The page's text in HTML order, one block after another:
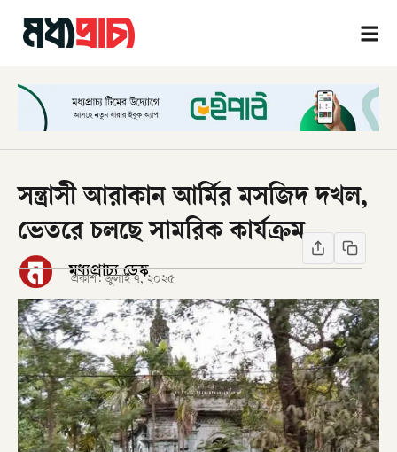
সন্ত্রাসী আরাকান আর্মির মসজিদ দখল,
ভেতরে চলছে সামরিক কার্যক্রম
মধ্যপ্রাচ্য ডেস্ক
প্রকাশ: জুলাই ৭, ২০২৫